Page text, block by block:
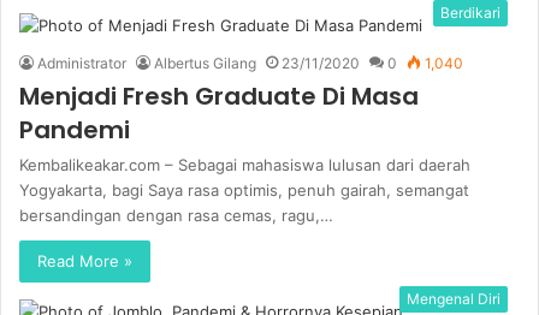
t
e
Berdikari
Administrator Albertus Gilang 23/11/2020 0 1,040
Menjadi Fresh Graduate Di Masa
Pandemi
Kembalikeakar.com – Sebagai mahasiswa lulusan dari daerah
Yogyakarta, bagi Saya rasa optimis, penuh gairah, semangat
bersandingan dengan rasa cemas, ragu,…
Read More »
Mengenal Diri